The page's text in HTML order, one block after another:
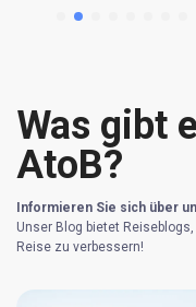
Was gibt
AtoB?
Informieren Sie sich über
Unser Blog bietet
Reise zu verbessern!